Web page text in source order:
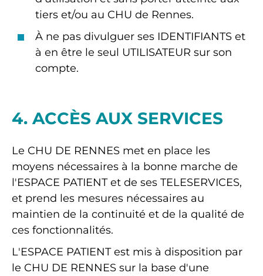
tiers et/ou au CHU de Rennes.
À ne pas divulguer ses IDENTIFIANTS et
à en être le seul UTILISATEUR sur son
compte.
4. ACCÈS AUX SERVICES
Le CHU DE RENNES met en place les
moyens nécessaires à la bonne marche de
l'ESPACE PATIENT et de ses TELESERVICES,
et prend les mesures nécessaires au
maintien de la continuité et de la qualité de
ces fonctionnalités.
L'ESPACE PATIENT est mis à disposition par
le CHU DE RENNES sur la base d'une